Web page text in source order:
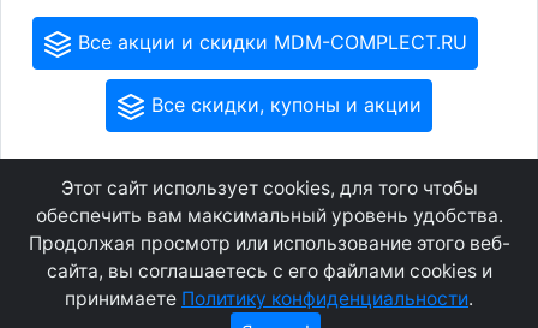
Все акции и скидки MDM-COMPLECT.RU
Все скидки, купоны и акции
GEOWAP.MOBI© 2007 - 2021
Соглашение
Конфиденциальность
О сайте
Контакты
Этот сайт использует cookies, для того чтобы
обеспечить вам максимальный уровень удобства.
Продолжая просмотр или использование этого веб-
сайта, вы соглашаетесь с его файлами cookies и
принимаете Политику конфиденциальности.